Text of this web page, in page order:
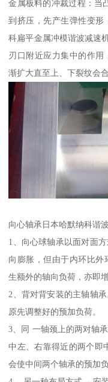
金属板料的冲裁过程：当
到挤压，先产生弹性变形
科扁平金属冲模谐波减速
刃口附近应力集中的作用
渐扩大直至上、下裂纹会
向心轴承日本哈默纳科谐
1、向心球轴承以面对面
向膨胀，但由于内环比外
生额外的轴向负荷，亦即
2、背对背安装的主轴轴
原先调整好的预加负荷。
3、同 一轴颈上的两对轴
中左、右靠得近的两个即
会使中间两个轴承的预加负